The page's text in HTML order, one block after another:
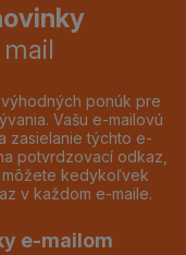
ponúk pre
Vašu e-mailovú
zasielanie týchto e-
potvrdzovací odkaz,
môžete kedykoľvek
v každom e-maile.
e-mailom